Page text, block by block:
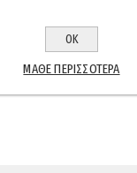
SHARE:
ΟΚ
ΜΆΘΕ ΠΕΡΙΣΣΌΤΕΡΑ